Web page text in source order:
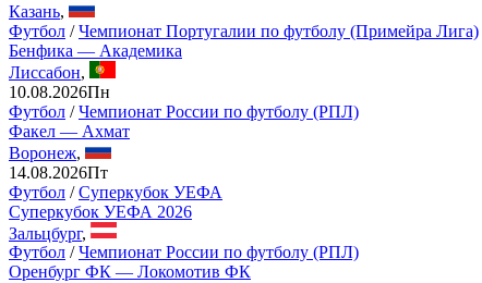
Казань,
Футбол /Чемпионат Португалии по футболу (Примейра Лига)
Бенфика — Академика
Лиссабон,
10.08.2026Пн
Футбол /Чемпионат России по футболу (РПЛ)
Факел — Ахмат
Воронеж,
14.08.2026Пт
Футбол /Суперкубок УЕФА
Суперкубок УЕФА 2026
Зальцбург,
Футбол /Чемпионат России по футболу (РПЛ)
Оренбург ФК — Локомотив ФК